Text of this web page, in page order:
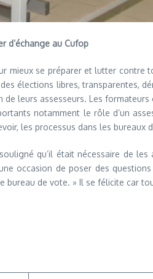
d’échange au Cufop
mieux se préparer et lutter
élections libres, transparentes,
leurs assesseurs. Les
notamment le rôle d’un
les processus dans les bureaux
qu’il était nécessaire de
occasion de poser des
bureau de vote. » Il se félicite car